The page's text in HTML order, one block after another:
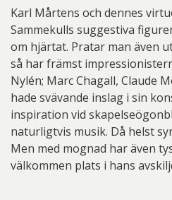
Karl Mårtens och dennes
Sammekulls suggestiva
om hjärtat. Pratar man även
så har främst
Nylén; Marc Chagall, Claude
hade svävande inslag i sin
inspiration vid
naturligtvis musik. Då helst
Men med mognad har även
välkommen plats i hans